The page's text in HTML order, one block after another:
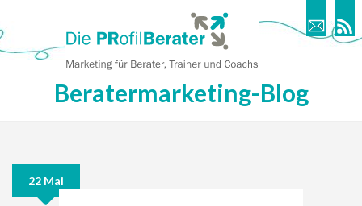
Beratermarketing-Blog
22 Mai